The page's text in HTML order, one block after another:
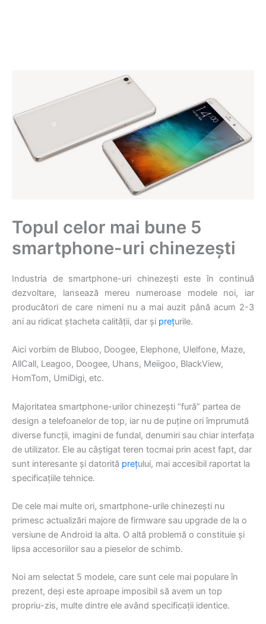
Topul celor mai bune 5
smartphone-uri chinezești
Industria de smartphone-uri chinezești este în continuă
dezvoltare, lansează mereu numeroase modele noi, iar
producători de care nimeni nu a mai auzit până acum 2-3
ani au ridicat ștacheta calității, dar și prețurile.
Aici vorbim de Bluboo, Doogee, Elephone, Ulelfone, Maze,
AllCall, Leagoo, Doogee, Uhans, Meiigoo, BlackView,
HomTom, UmiDigi, etc.
Majoritatea smartphone-urilor chinezești “fură” partea de
design a telefoanelor de top, iar nu de puține ori împrumută
diverse funcții, imagini de fundal, denumiri sau chiar interfața
de utilizator. Ele au câștigat teren tocmai prin acest fapt, dar
sunt interesante și datorită prețului, mai accesibil raportat la
specificațiile tehnice.
De cele mai multe ori, smartphone-urile chinezești nu
primesc actualizări majore de firmware sau upgrade de la o
versiune de Android la alta. O altă problemă o constituie și
lipsa accesoriilor sau a pieselor de schimb.
Noi am selectat 5 modele, care sunt cele mai populare în
prezent, deși este aproape imposibil să avem un top
propriu-zis, multe dintre ele având specificații identice.